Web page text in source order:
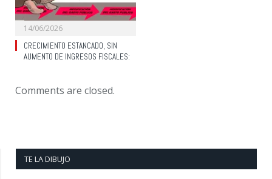
14/06/2026
CRECIMIENTO ESTANCADO, SIN
AUMENTO DE INGRESOS FISCALES:
Comments are closed.
TE LA DIBUJO